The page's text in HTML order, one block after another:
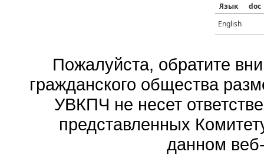
Язык
doc
English
Пожалуйста, обратите
гражданского общества
УВКПЧ не несет
представленных
данном